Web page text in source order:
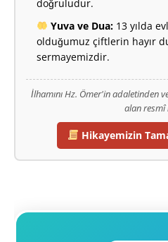
doğruludur.
Yuva ve Dua:13 yılda
olduğumuz çiftlerin hayır
sermayemizdir.
İlhamını Hz. Ömer'in adaletinden
alan resmî
Hikayemizin